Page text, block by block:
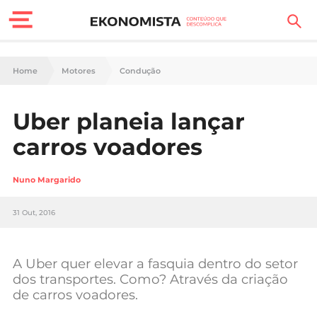
Finanças Pessoais
Carreira
Tecnologia
Negócios
Home Motores Condução
Uber planeia lançar
carros voadores
Nuno Margarido
31 Out, 2016
A Uber quer elevar a fasquia dentro do setor
dos transportes. Como? Através da criação
de carros voadores.